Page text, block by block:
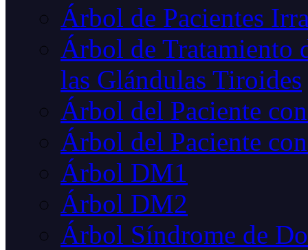
Árbol de Pacientes
Árbol de Tratamiento
las Glándulas Tiroides
Árbol del Paciente
Árbol del Paciente
Árbol DM1
Árbol DM2
Árbol Síndrome de